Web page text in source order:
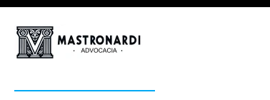
Pular
para